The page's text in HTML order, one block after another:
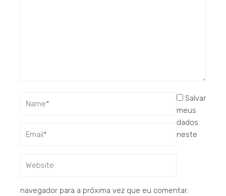
Salvar
meus
dados
neste
navegador para a próxima vez que eu comentar.